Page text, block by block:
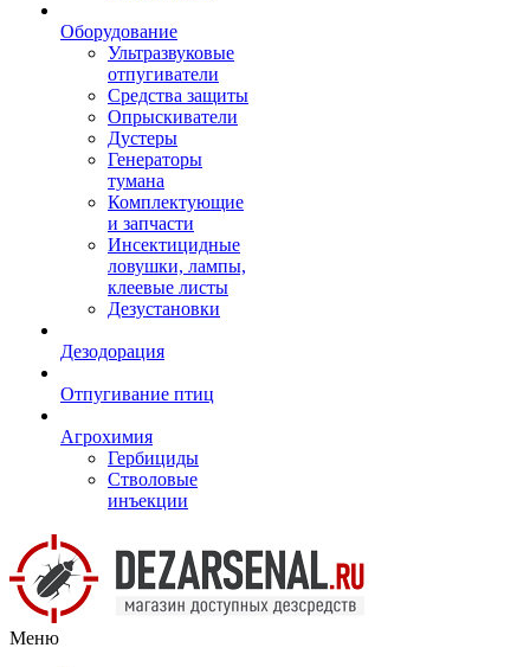
Оборудование
Ультразвуковые
отпугиватели
Средства защиты
Опрыскиватели
Дустеры
Генераторы
тумана
Комплектующие
и запчасти
Инсектицидные
ловушки, лампы,
клеевые листы
Дезустановки
Дезодорация
Отпугивание птиц
Агрохимия
Гербициды
Стволовые
инъекции
Меню